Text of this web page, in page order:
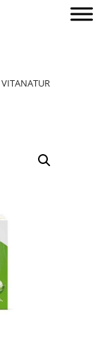
VITANATUR